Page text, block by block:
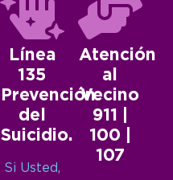
Línea
135
Prevención
del
Suicidio.
Si Usted,
Atención
al
Vecino
911 |
100 |
107